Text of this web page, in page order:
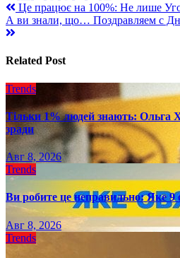
Навигация
по
Це працює на 100%: Не лише
А ви знали, що… Поздравляем с
Related Post
Trends
Тільки 1% людей знають: Ольга
зради
Авг 8, 2026
Trends
Ви робите це неправильно: Яке 9
Авг 8, 2026
Trends